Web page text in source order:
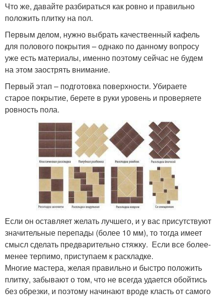
Что же, давайте разбираться как ровно и правильно
положить плитку на пол.
Первым делом, нужно выбрать качественный кафель
для полового покрытия – однако по данному вопросу
уже есть материалы, именно поэтому сейчас не будем
на этом заострять внимание.
Первый этап – подготовка поверхности. Убираете
старое покрытие, берете в руки уровень и проверяете
ровность пола.
Если он оставляет желать лучшего, и у вас присутствуют
значительные перепады (более 10 мм), то тогда имеет
смысл сделать предварительно стяжку. Если все более-
менее терпимо, приступаем к раскладке.
Многие мастера, желая правильно и быстро положить
плитку, забывают о том, что не всегда удается обойтись
без обрезки, и поэтому начинают вроде класть от самого